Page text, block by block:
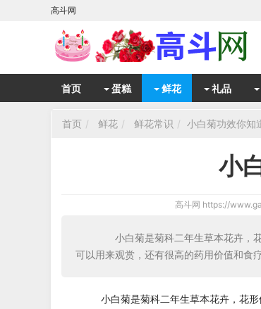
高斗网
首页 蛋糕 鲜花 礼品
首页 鲜花 鲜花常识 小白菊功效你知
小
高斗网 https://
小白菊是菊科二年生草本花卉，花
可以用来观赏，还有很高的药用价值和食
小白菊是菊科二年生草本花卉，花形